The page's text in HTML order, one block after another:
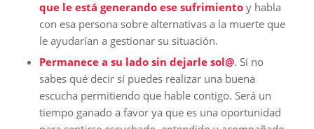
que le está generando ese sufrimientoy habla
con esa persona sobre alternativas a la muerte que
le ayudarían a gestionar su situación.
Permanece a su lado sin dejarle sol@. Si no
sabes qué decir sí puedes realizar una buena
escucha permitiendo que hable contigo. Será un
tiempo ganado a favor ya que es una oportunidad